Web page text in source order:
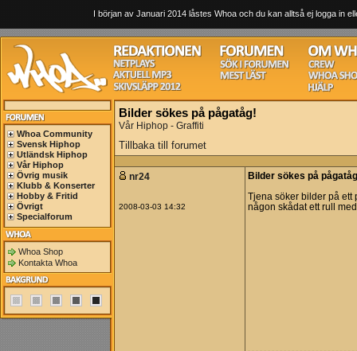
I början av Januari 2014 låstes Whoa och du kan alltså ej logga in
Whoa Community
Svensk Hiphop
Utländsk Hiphop
Vår Hiphop
Övrig musik
Klubb & Konserter
Hobby & Fritid
Övrigt
Specialforum
Whoa Shop
Kontakta Whoa
Bilder sökes på pågatåg!
Vår Hiphop - Graffiti
Tillbaka till forumet
nr24
2008-03-03 14:32
Bilder sökes på
Tjena söker bilder på ett
någon skådat ett rull